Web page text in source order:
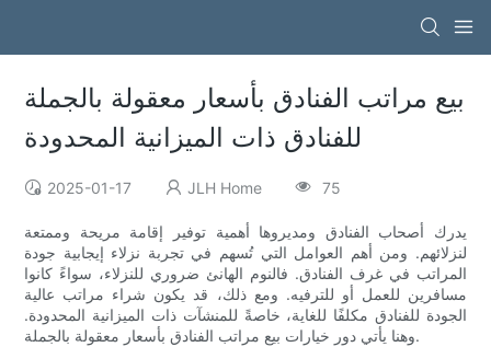
بيع مراتب الفنادق بأسعار معقولة بالجملة
للفنادق ذات الميزانية المحدودة
2025-01-17 JLH Home 75
يدرك أصحاب الفنادق ومديروها أهمية توفير إقامة مريحة وممتعة
لنزلائهم. ومن أهم العوامل التي تُسهم في تجربة نزلاء إيجابية جودة
المراتب في غرف الفنادق. فالنوم الهانئ ضروري للنزلاء، سواءً كانوا
مسافرين للعمل أو للترفيه. ومع ذلك، قد يكون شراء مراتب عالية
الجودة للفنادق مكلفًا للغاية، خاصةً للمنشآت ذات الميزانية المحدودة.
وهنا يأتي دور خيارات بيع مراتب الفنادق بأسعار معقولة بالجملة.